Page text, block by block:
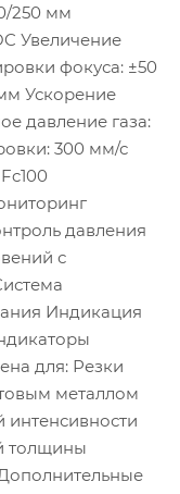
250 мм
Увеличение
фокуса: ±50
Ускорение
давление газа:
300 мм/с
давления
с
Индикация
для: Резки
металлом
интенсивности
толщины